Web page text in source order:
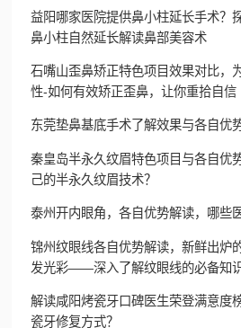
益阳哪家医院提供鼻小柱延长手术？
鼻小柱自然延长解读鼻部美容术
石嘴山歪鼻矫正特色项目效果对比，
性-如何有效矫正歪鼻，让你重拾自信
东莞垫鼻基底手术了解效果与各自优
秦皇岛半永久纹眉特色项目与各自优
己的半永久纹眉技术？
泰州开内眼角，各自优势解读，哪些
锦州纹眼线各自优势解读，新鲜出炉
发光彩——深入了解纹眼线的必备知
解读咸阳烤瓷牙口碑医生荣登满意度
瓷牙修复方式？